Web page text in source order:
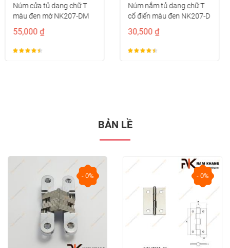
Núm nắm tủ dạng chữ T
cổ điển màu đen NK207-D
30,500 ₫
Núm kéo cửa tủ phối sứ
vân nứt cổ điển NK316-C
35,000 ₫
BẢN LỀ
- 0% - 0%